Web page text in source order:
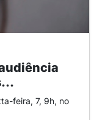
feira, 7, 9h, no